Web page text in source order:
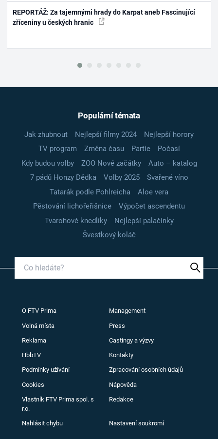
REPORTÁŽ: Za tajemnými hrady do Karpat aneb Fascinující
zříceniny u českých hranic
Populární témata
Jak zhubnout Nejlepší filmy 2024
Nejlepší horory
TV program
Změna času Partie
Počasí
Kdy budou volby
ZOO Nové začátky
Auto – katalog
7 pádů Honzy Dědka
Volby 2025
Svařené víno
Tatarák podle Pohlreicha
Aloe vera
Pěstování lichořeřišnice
Výpočet ascendentu
Tvarohové knedlíky
Nejlepší palačinky
Švestkový koláč
O FTV Prima Management
Volná místa Press
Reklama Castingy a výzvy
HbbTV Kontakty
Podmínky užívání Zpracování osobních údajů
Cookies Nápověda
Vlastník FTV Prima spol. s
r.o.
Redakce
Nahlásit chybu Nastavení soukromí